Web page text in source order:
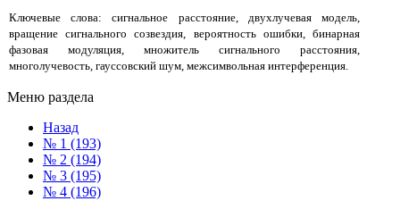
Ключевые слова: сигнальное расстояние, двухлучевая модель,
вращение сигнального созвездия, вероятность ошибки, бинарная
фазовая модуляция, множитель сигнального расстояния,
многолучевость, гауссовский шум, межсимвольная интерференция.
Меню раздела
Назад
№ 1 (193)
№ 2 (194)
№ 3 (195)
№ 4 (196)